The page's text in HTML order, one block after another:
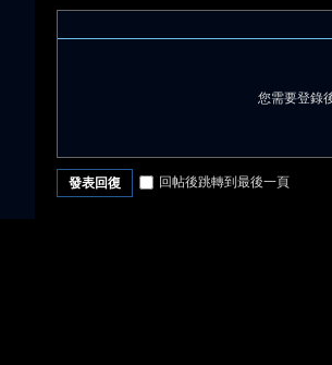
您需要登錄
發表回復 回帖後跳轉到最後一頁